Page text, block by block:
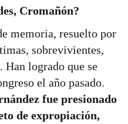
Cromañón?
memoria, resuelto por
sobrevivientes,
Han logrado que se
el año pasado.
fue presionado
de expropiación,